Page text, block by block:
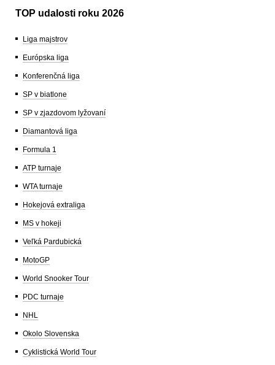
TOP udalosti roku 2026
Liga majstrov
Európska liga
Konferenčná liga
SP v biatlone
SP v zjazdovom lyžovaní
Diamantová liga
Formula 1
ATP turnaje
WTA turnaje
Hokejová extraliga
MS v hokeji
Veľká Pardubická
MotoGP
World Snooker Tour
PDC turnaje
NHL
Okolo Slovenska
Cyklistická World Tour